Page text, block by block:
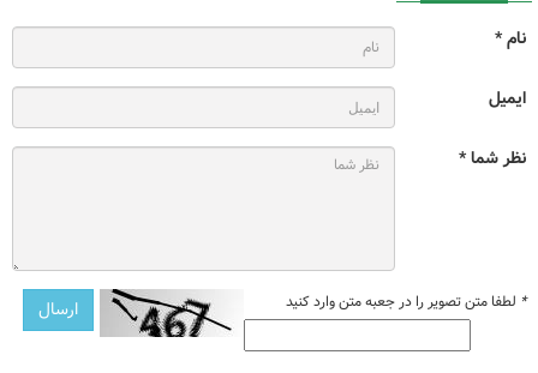
نام *
ایمیل
نظر شما *
* لطفا متن تصویر را در جعبه متن وارد کنید